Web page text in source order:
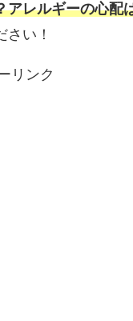
アレルギーの心配
い！
リンク